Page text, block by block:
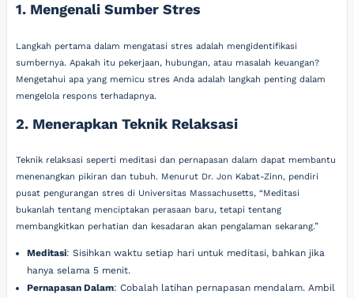
1. Mengenali Sumber Stres
Langkah pertama dalam mengatasi stres adalah mengidentifikasi
sumbernya. Apakah itu pekerjaan, hubungan, atau masalah keuangan?
Mengetahui apa yang memicu stres Anda adalah langkah penting dalam
mengelola respons terhadapnya.
2. Menerapkan Teknik Relaksasi
Teknik relaksasi seperti meditasi dan pernapasan dalam dapat membantu
menenangkan pikiran dan tubuh. Menurut Dr. Jon Kabat-Zinn, pendiri
pusat pengurangan stres di Universitas Massachusetts, “Meditasi
bukanlah tentang menciptakan perasaan baru, tetapi tentang
membangkitkan perhatian dan kesadaran akan pengalaman sekarang.”
Meditasi: Sisihkan waktu setiap hari untuk meditasi, bahkan jika
hanya selama 5 menit.
Pernapasan Dalam: Cobalah latihan pernapasan mendalam. Ambil